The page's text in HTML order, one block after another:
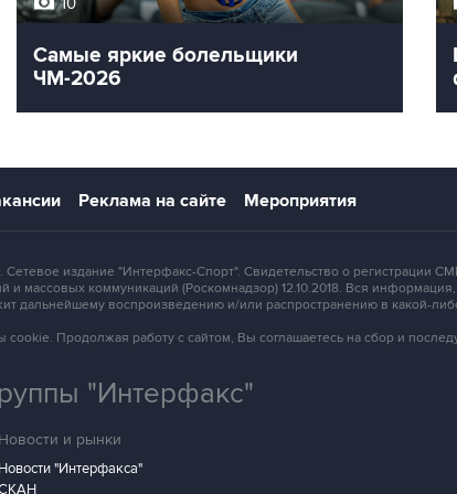
Самые яркие болельщики
ЧМ-2026
Реклама на сайте Мероприятия
издание "Интерфакс-Спорт". Свидетельство о
массовых коммуникаций (Роскомнадзор) 12.10.2018. Вся
дальнейшему воспроизведению и/или распространению в какой-
cookie. Продолжая работу с сайтом, Вы соглашаетесь на сбор и
"Интерфакс"
Новости и рынки
Новости "Интерфакса"